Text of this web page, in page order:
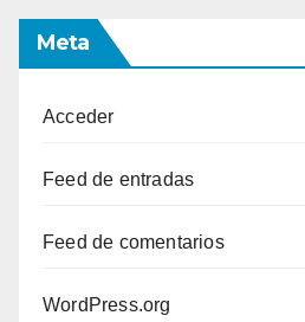
Meta
Acceder
Feed de entradas
Feed de comentarios
WordPress.org